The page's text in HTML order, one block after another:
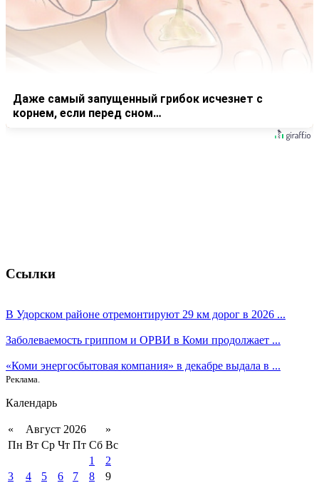
Даже самый запущенный грибок исчезнет с
корнем, если перед сном…
Ссылки
В Удорском районе отремонтируют 29 км дорог в 2026 ...
Заболеваемость гриппом и ОРВИ в Коми продолжает ...
«Коми энергосбытовая компания» в декабре выдала в ...
Реклама.
Календарь
« Август 2026
»
Пн Вт Ср Чт Пт Сб Вс
1
2
3
4 5 6 7 8
9